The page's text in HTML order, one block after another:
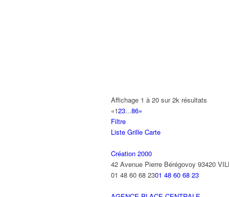
ABBES SARAH
14 Avenue de la Gare 93420
ABID ALFRED
Affichage 1 à 20 sur 2k résultats
«123...86»
Filtre
Liste Grille Carte
Création 2000
42 Avenue Pierre Bérégovoy 93420
01 48 60 68 2301 48 60 68 23